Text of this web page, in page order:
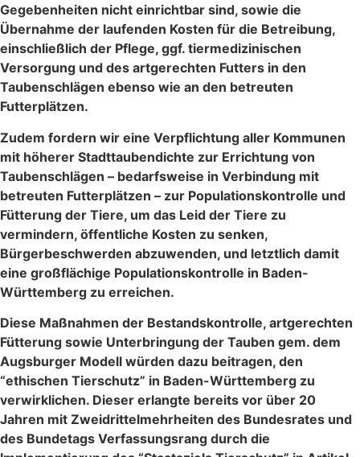
Gegebenheiten nicht einrichtbar sind, sowie die
Übernahme der laufenden Kosten für die Betreibung,
einschließlich der Pflege, ggf. tiermedizinischen
Versorgung und des artgerechten Futters in den
Taubenschlägen ebenso wie an den betreuten
Futterplätzen.
Zudem fordern wir eine Verpflichtung aller Kommunen
mit höherer Stadttaubendichte zur Errichtung von
Taubenschlägen – bedarfsweise in Verbindung mit
betreuten Futterplätzen – zur Populationskontrolle und
Fütterung der Tiere, um das Leid der Tiere zu
vermindern, öffentliche Kosten zu senken,
Bürgerbeschwerden abzuwenden, und letztlich damit
eine großflächige Populationskontrolle in Baden-
Württemberg zu erreichen.
Diese Maßnahmen der Bestandskontrolle, artgerechten
Fütterung sowie Unterbringung der Tauben gem. dem
Augsburger Modell würden dazu beitragen, den
“ethischen Tierschutz” in Baden-Württemberg zu
verwirklichen. Dieser erlangte bereits vor über 20
Jahren mit Zweidrittelmehrheiten des Bundesrates und
des Bundetags Verfassungsrang durch die